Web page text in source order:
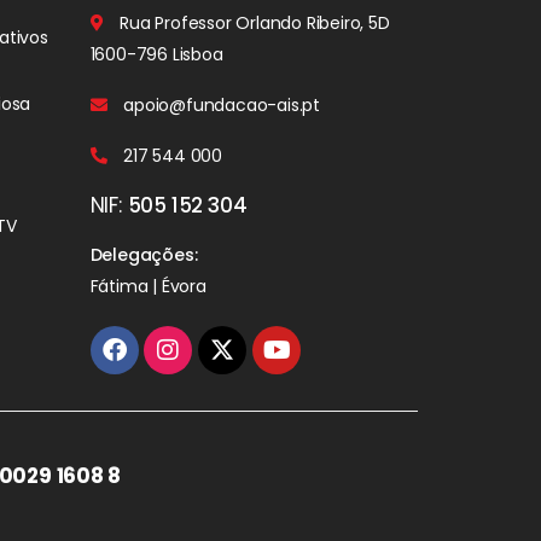
Rua Professor Orlando Ribeiro, 5D
1600-796 Lisboa
apoio@fundacao-ais.pt
217 544 000
NIF: 505 152 304
Delegações:
Fátima | Évora
1608 8